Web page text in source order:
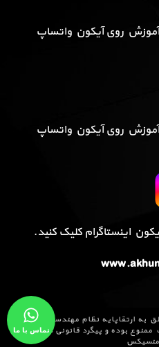
آموزش روی آیکون واتساپ
آموزش روی آیکون واتساپ
اینستاگرام کلیک کنید.
به ارتقاپایه نظام مهندسی
می باشد و
بوده و پیگرد قانونی دارد .طراحی
منسیکس
تماس با ما